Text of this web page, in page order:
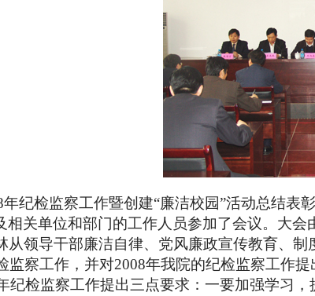
年纪检监察工作暨创建“廉洁校园”活动总结表
关单位和部门的工作人员参加了会议。大会
领导干部廉洁自律、党风廉政宣传教育、制
监察工作，并对2008年我院的纪检监察工作提
纪检监察工作提出三点要求：一要加强学习